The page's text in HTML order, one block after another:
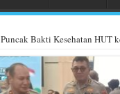
Puncak Bakti Kesehatan HUT